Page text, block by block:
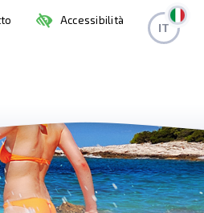
Accessibilità
IT